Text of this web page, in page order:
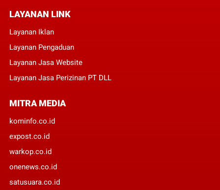
LAYANAN LINK
Layanan Iklan
Layanan Pengaduan
Layanan Jasa Website
Layanan Jasa Perizinan PT DLL
MITRA MEDIA
kominfo.co.id
expost.co.id
warkop.co.id
onenews.co.id
satusuara.co.id